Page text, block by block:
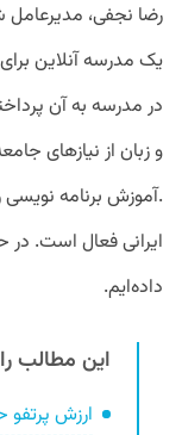
رضا نجفی،
یک مدرسه آنلاین
در مدرسه به آن
و زبان از نیازهای
.آموزش برنامه نویسی
ایرانی فعال است. در
داده‌ایم.
این مطالب
ارزش پرتفو حرکت